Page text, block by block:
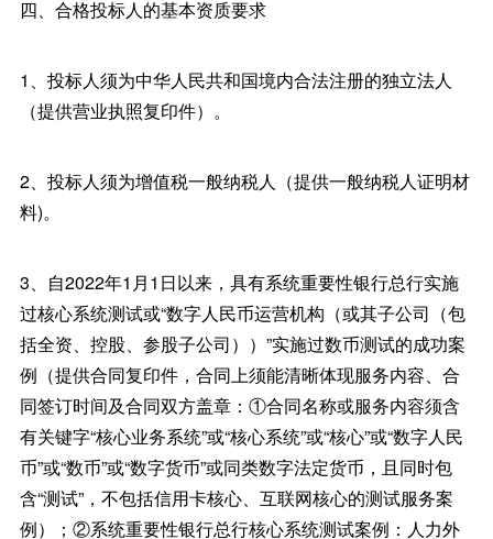
四、合格投标人的基本资质要求
1、投标人须为中华人民共和国境内合法注册的独立法人
（提供营业执照复印件）。
2、投标人须为增值税一般纳税人（提供一般纳税人证明材
料)。
3、自2022年1月1日以来，具有系统重要性银行总行实施
过核心系统测试或“数字人民币运营机构（或其子公司（包
括全资、控股、参股子公司））”实施过数币测试的成功案
例（提供合同复印件，合同上须能清晰体现服务内容、合
同签订时间及合同双方盖章：①合同名称或服务内容须含
有关键字“核心业务系统”或“核心系统”或“核心”或“数字人民
币”或“数币”或“数字货币”或同类数字法定货币，且同时包
含“测试”，不包括信用卡核心、互联网核心的测试服务案
例）；②系统重要性银行总行核心系统测试案例：人力外